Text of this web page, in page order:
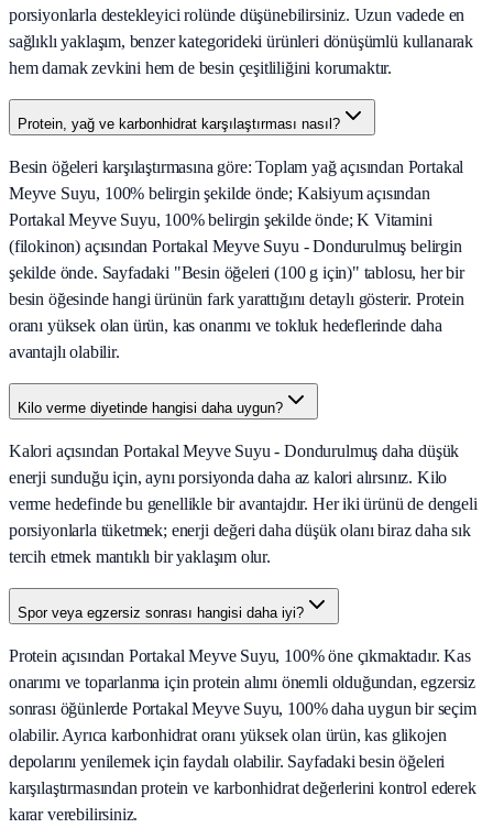
porsiyonlarla destekleyici rolünde düşünebilirsiniz. Uzun vadede en
sağlıklı yaklaşım, benzer kategorideki ürünleri dönüşümlü kullanarak
hem damak zevkini hem de besin çeşitliliğini korumaktır.
Protein, yağ ve karbonhidrat karşılaştırması nasıl?
Besin öğeleri karşılaştırmasına göre: Toplam yağ açısından Portakal
Meyve Suyu, 100% belirgin şekilde önde; Kalsiyum açısından
Portakal Meyve Suyu, 100% belirgin şekilde önde; K Vitamini
(filokinon) açısından Portakal Meyve Suyu - Dondurulmuş belirgin
şekilde önde. Sayfadaki "Besin öğeleri (100 g için)" tablosu, her bir
besin öğesinde hangi ürünün fark yarattığını detaylı gösterir. Protein
oranı yüksek olan ürün, kas onarımı ve tokluk hedeflerinde daha
avantajlı olabilir.
Kilo verme diyetinde hangisi daha uygun?
Kalori açısından Portakal Meyve Suyu - Dondurulmuş daha düşük
enerji sunduğu için, aynı porsiyonda daha az kalori alırsınız. Kilo
verme hedefinde bu genellikle bir avantajdır. Her iki ürünü de dengeli
porsiyonlarla tüketmek; enerji değeri daha düşük olanı biraz daha sık
tercih etmek mantıklı bir yaklaşım olur.
Spor veya egzersiz sonrası hangisi daha iyi?
Protein açısından Portakal Meyve Suyu, 100% öne çıkmaktadır. Kas
onarımı ve toparlanma için protein alımı önemli olduğundan, egzersiz
sonrası öğünlerde Portakal Meyve Suyu, 100% daha uygun bir seçim
olabilir. Ayrıca karbonhidrat oranı yüksek olan ürün, kas glikojen
depolarını yenilemek için faydalı olabilir. Sayfadaki besin öğeleri
karşılaştırmasından protein ve karbonhidrat değerlerini kontrol ederek
karar verebilirsiniz.